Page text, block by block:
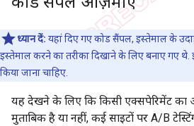
ध्यान दें: यहां दिए गए कोड सैंपल, इस्तेमाल के
इस्तेमाल करने का तरीका दिखाने के लिए बनाए गए थे.
किया जाना चाहिए.
यह देखने के लिए कि किसी एक्सपेरिमेंट
मुताबिक है या नहीं, कई साइटों पर A/B